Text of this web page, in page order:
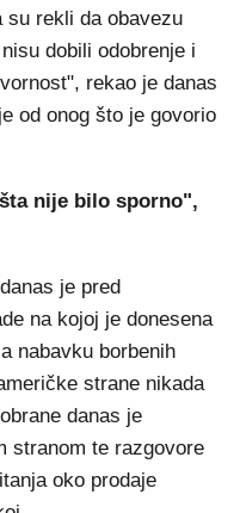
su rekli da obavezu
dobili odobrenje i
rekao je danas
od onog što je govorio
nije bilo sporno",
je pred
na kojoj je donesena
nabavku borbenih
strane nikada
danas je
stranom te razgovore
oko prodaje